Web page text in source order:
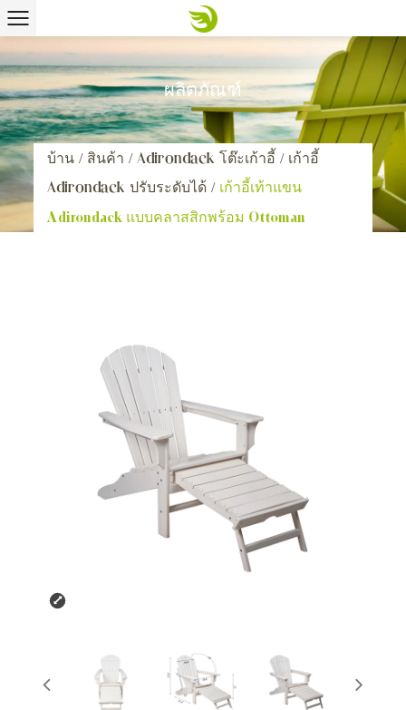
ผลิตภัณฑ์
บ้าน / สินค้า / Adirondack โต๊ะเก้าอี้ / เก้าอี้
Adirondack ปรับระดับได้ / เก้าอี้เท้าแขน
Adirondack แบบคลาสสิกพร้อม Ottoman